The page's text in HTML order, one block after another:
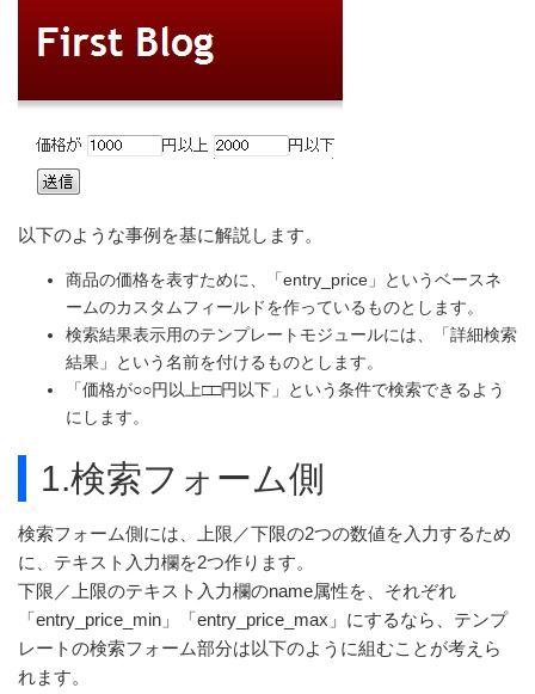
以下のような事例を基に解説します。
商品の価格を表すために、「entry_price」というベースネ
ームのカスタムフィールドを作っているものとします。
検索結果表示用のテンプレートモジュールには、「詳細検索
結果」という名前を付けるものとします。
「価格が○○円以上□□円以下」という条件で検索できるよう
にします。
1.検索フォーム側
検索フォーム側には、上限／下限の2つの数値を入力するため
に、テキスト入力欄を2つ作ります。
下限／上限のテキスト入力欄のname属性を、それぞれ
「entry_price_min」「entry_price_max」にするなら、テンプ
レートの検索フォーム部分は以下のように組むことが考えら
れます。